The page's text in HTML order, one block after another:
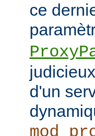
ce
d'un